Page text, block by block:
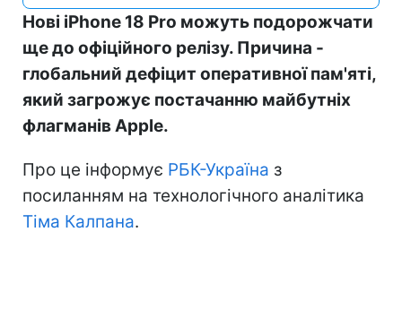
Нові iPhone 18 Pro можуть подорожчати
ще до офіційного релізу. Причина -
глобальний дефіцит оперативної пам'яті,
який загрожує постачанню майбутніх
флагманів Apple.
Про це інформує РБК-Україна з
посиланням на технологічного аналітика
Тіма Калпана.